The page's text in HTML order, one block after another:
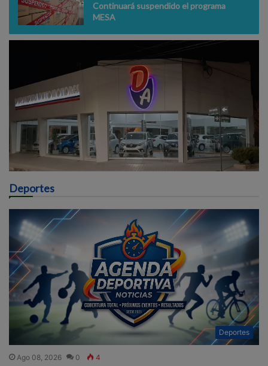
Continuará suspendido el programa
MESA
Deportes
Deportes
Ago 08, 2026 0 4